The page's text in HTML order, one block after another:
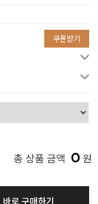
쿠폰받기
총 상품 금액 0 원
바로 구매하기